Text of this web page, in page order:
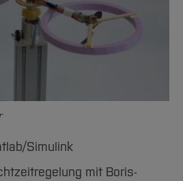
Simulink
mit Boris-